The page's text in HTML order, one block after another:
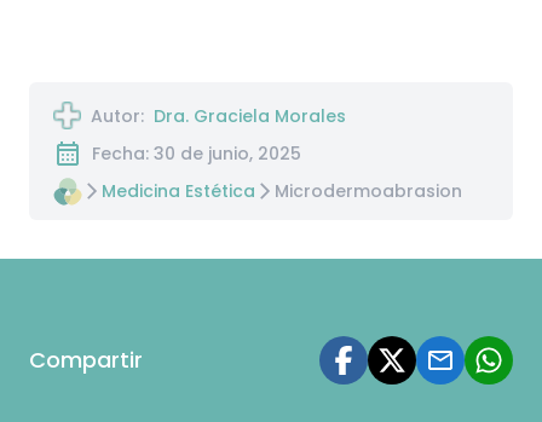
Autor: Dra. Graciela Morales
Fecha: 30 de junio, 2025
Medicina Estética
Microdermoabrasion
Compartir